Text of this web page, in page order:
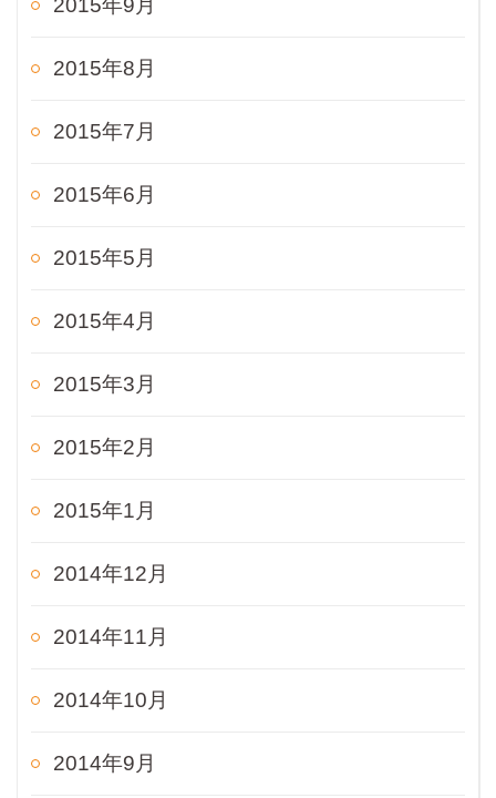
2015年9月
2015年8月
2015年7月
2015年6月
2015年5月
2015年4月
2015年3月
2015年2月
2015年1月
2014年12月
2014年11月
2014年10月
2014年9月